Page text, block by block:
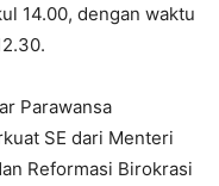
14.00, dengan waktu
Parawansa
SE dari Menteri
Reformasi Birokrasi